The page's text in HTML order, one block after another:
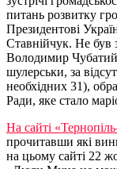
питань розвитку
Президентові
Ставнійчук. Не був
Володимир
шулерськи, за
необхідних 31),
Ради, яке стало
На сайті
прочитавши які
на цьому сайті 22